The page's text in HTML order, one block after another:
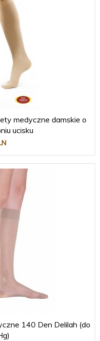
medyczne damskie o
ucisku
140 Den Delilah (do